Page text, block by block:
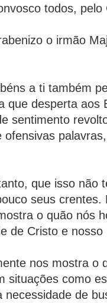
todos,
o irmão
a ti também
que desperta aos
sentimento
ofensivas
que isso não
seus crentes.
o quão nós
de Cristo e nosso
nos mostra o
situações como
necessidade de